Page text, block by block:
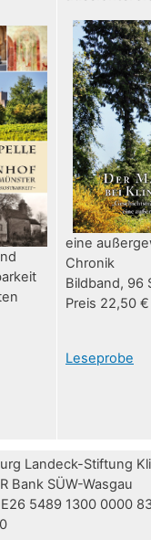
eine
Chronik
Bildband, 96
Preis 22,50
Leseprobe
Landeck-Stiftung
Bank SÜW-Wasgau
5489 1300 0000